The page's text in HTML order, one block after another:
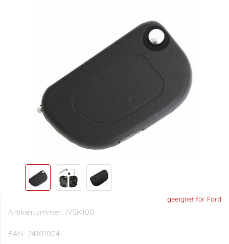
geeignet für Ford
Artikelnummer: IVSK100
EAN: 24101004